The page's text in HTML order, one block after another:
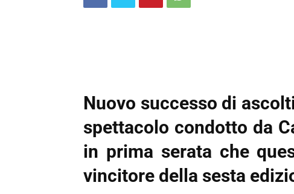
Nuovo successo di
spettacolo condotto da
in prima serata che
vincitore della sesta